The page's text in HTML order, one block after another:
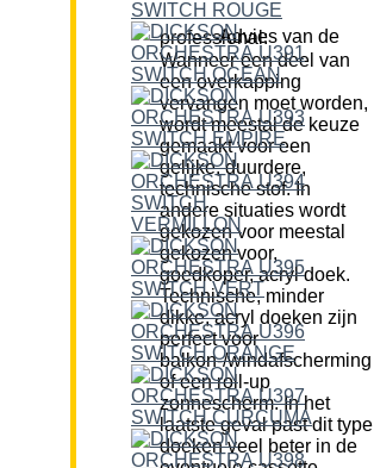
Advies van de professional:
Wanneer een deel van
een overkapping
vervangen moet worden,
wordt meestal de keuze
gemaakt voor een
gelijke, duurdere,
technische stof. In
andere situaties wordt
gekozen voor meestal
gekozen voor,
goedkoper, acryl doek.
Technische, minder
dikke, acryl doeken zijn
perfect voor
balkon-/windafscherming
of een roll-up
zonnescherm. In het
laatste geval past dit type
doeken veel beter in de